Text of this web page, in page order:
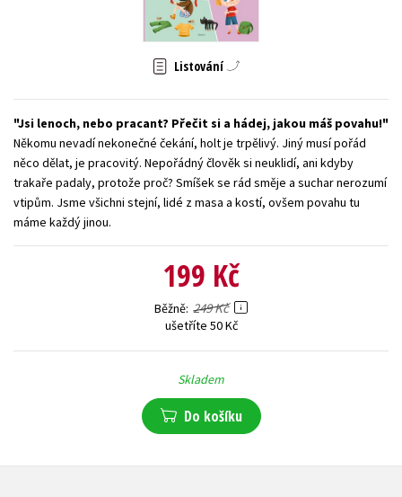
Zahraniční literatura
Všechny tituly
Listování
Jsi lenoch, nebo pracant? Přečit si a hádej, jakou máš povahu!
Někomu nevadí nekonečné čekání, holt je trpělivý. Jiný musí pořád
něco dělat, je pracovitý. Nepořádný člověk si neuklidí, ani kdyby
trakaře padaly, protože proč? Smíšek se rád směje a suchar nerozumí
vtipům. Jsme všichni stejní, lidé z masa a kostí, ovšem povahu tu
máme každý jinou.
199 Kč
Běžně 249 Kč
ušetříte 50 Kč
Skladem
Do košíku